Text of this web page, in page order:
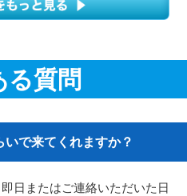
る質問
で来てくれますか？
日またはご連絡いただいた日